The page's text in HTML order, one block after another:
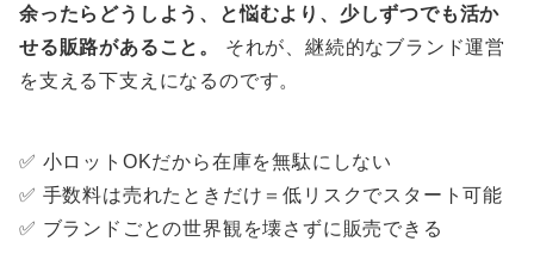
余ったらどうしよう、と悩むより、少しずつでも活か
せる販路があること。
それが、継続的なブランド運営
を支える下支えになるのです。
✅ 小ロットOKだから在庫を無駄にしない
✅ 手数料は売れたときだけ＝低リスクでスタート可能
✅ ブランドごとの世界観を壊さずに販売できる